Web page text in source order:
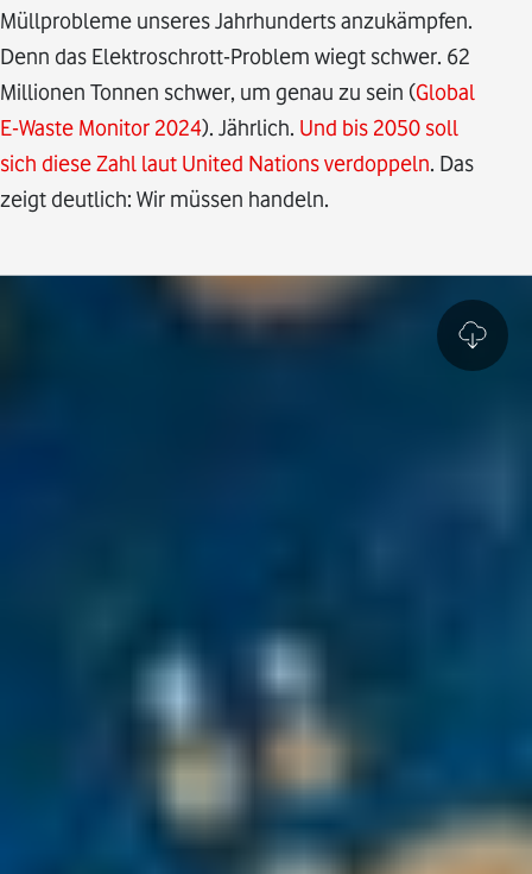
Müllprobleme unseres Jahrhunderts anzukämpfen.
Denn das Elektroschrott-Problem wiegt schwer. 62
Millionen Tonnen schwer, um genau zu sein (Global
E-Waste Monitor 2024). Jährlich. Und bis 2050 soll
sich diese Zahl laut United Nations verdoppeln. Das
zeigt deutlich: Wir müssen handeln.